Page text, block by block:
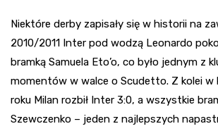
Niektóre derby zapisały się w historii na
2010/2011 Inter pod wodzą Leonardo
bramką Samuela Eto’o, co było jednym z
momentów w walce o Scudetto. Z kolei w
roku Milan rozbił Inter 3:0, a wszystkie
Szewczenko – jeden z najlepszych